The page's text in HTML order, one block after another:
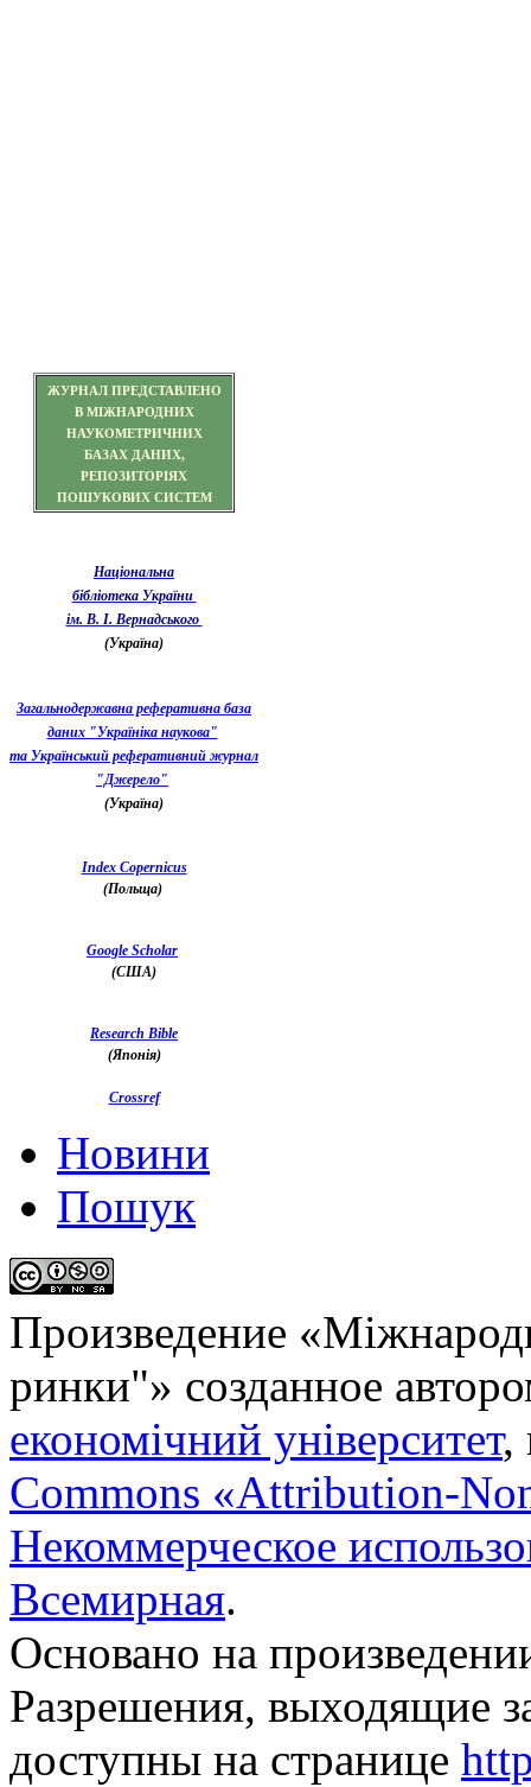
ЖУРНАЛ ПРЕДСТАВЛЕНО
В МІЖНАРОДНИХ
НАУКОМЕТРИЧНИХ
БАЗАХ ДАНИХ,
РЕПОЗИТОРІЯХ
ПОШУКОВИХ СИСТЕМ
Національна
бібліотека України
ім. В. І. Вернадського
(Україна)
Загальнодержавна реферативна база
даних "Україніка наукова"
та Український реферативний журнал
"Джерело"
(Україна)
Index Copernicus
(Польща)
Google Scholar
(США)
Research Bible
(Японія)
Crossref
Новини
Пошук
Произведение «
ринки"» созданное
економічний університет,
Commons «Attribution-
Некоммерческое
Всемирная.
Основано на
Разрешения, выходящие
доступны на странице